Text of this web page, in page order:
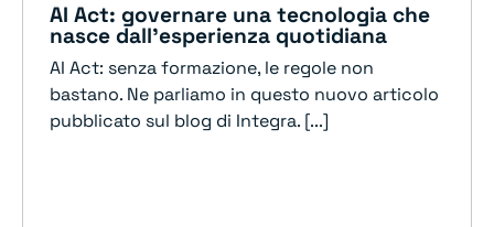
AI Act: governare una tecnologia che
nasce dall’esperienza quotidiana
AI Act: senza formazione, le regole non
bastano. Ne parliamo in questo nuovo articolo
pubblicato sul blog di Integra. [...]